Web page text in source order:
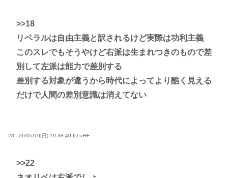
>>18
リベラルは自由主義と訳されるけど実際は功利主義
このスレでもそうやけど右派は生まれつきのもので差
別して左派は能力で差別する
差別する対象が違うから時代によってより酷く見える
だけで人間の差別意識は消えてない
23 : 26/05/10(日) 19:38:40 ID:izHF
>>22